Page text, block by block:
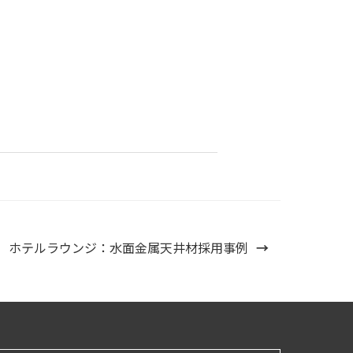
ホテルラウンジ：水面金属天井材採用事例 →